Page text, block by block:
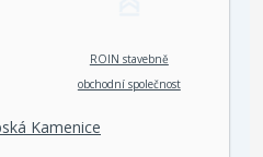
ROIN stavebně
obchodní společnost
Kamenice